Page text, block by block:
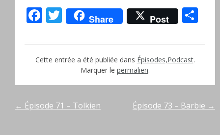
Facebook
Twitter
Share Post
Cette entrée a été publiée dans Épisodes,Podcast.
Marquer le permalien.
Navigation
← Épisode 71 – Tolkien Épisode 73 – Barbie →